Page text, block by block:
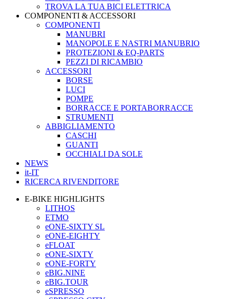
TROVA LA TUA BICI ELETTRICA
COMPONENTI & ACCESSORI
COMPONENTI
MANUBRI
MANOPOLE E NASTRI MANUBRIO
PROTEZIONI & EQ-PARTS
PEZZI DI RICAMBIO
ACCESSORI
BORSE
LUCI
POMPE
BORRACCE E PORTABORRACCE
STRUMENTI
ABBIGLIAMENTO
CASCHI
GUANTI
OCCHIALI DA SOLE
NEWS
it-IT
RICERCA RIVENDITORE
E-BIKE HIGHLIGHTS
LITHOS
ETMO
eONE-SIXTY SL
eONE-EIGHTY
eFLOAT
eONE-SIXTY
eONE-FORTY
eBIG.NINE
eBIG.TOUR
eSPRESSO